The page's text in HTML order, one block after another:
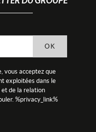
vous acceptez que
exploitées dans le
de la relation
%privacy_link%
OK